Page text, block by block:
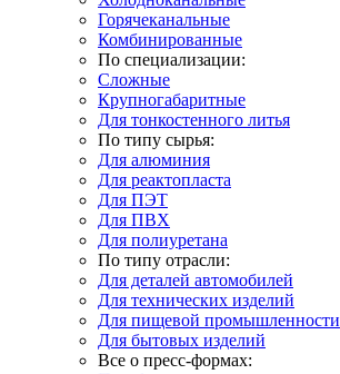
Горячеканальные
Комбинированные
По специализации:
Сложные
Крупногабаритные
Для тонкостенного литья
По типу сырья:
Для алюминия
Для реактопласта
Для ПЭТ
Для ПВХ
Для полиуретана
По типу отрасли:
Для деталей автомобилей
Для технических изделий
Для пищевой промышленности
Для бытовых изделий
Все о пресс-формах: